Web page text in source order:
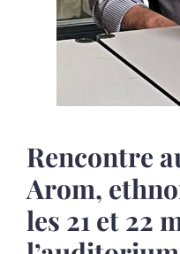
Rencontre
Arom,
les 21 et 22